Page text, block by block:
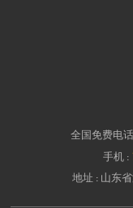
全国免费电
手机 :
地址 : 山东